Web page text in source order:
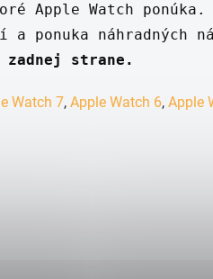
Apple Watch ponúka.
ponuka náhradných
zadnej strane.
Watch 7, Apple Watch 6, Apple